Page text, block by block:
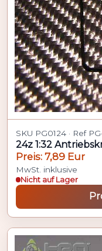
SKU PG0124 · Ref
24z 1:32
Preis: 7,89 Eur
MwSt. inklusive
Nicht auf Lager